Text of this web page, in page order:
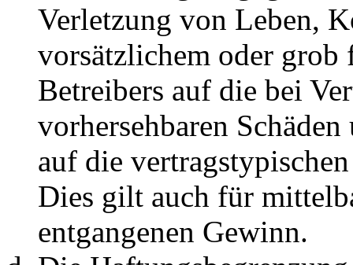
Verletzung von Leben,
vorsätzlichem oder grob
Betreibers auf die bei
vorhersehbaren
auf die
Dies gilt auch für
entgangenen Gewinn.